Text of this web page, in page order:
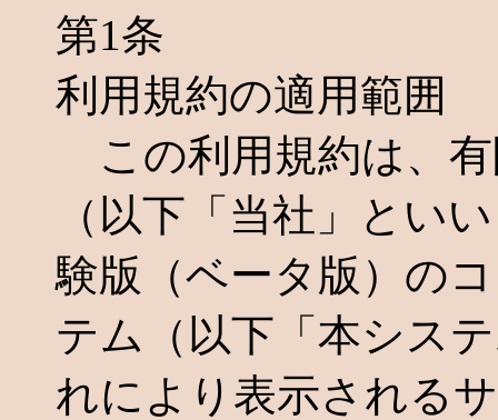
第1条
利用規約の適用範囲
この利用規約は、
（以下「当社」とい
験版（ベータ版）の
テム（以下「本シス
れにより表示される